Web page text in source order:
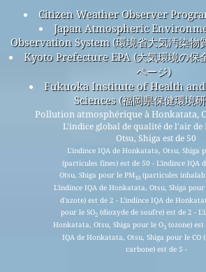
Citizen Weather Observer
Japan Atmospheric
Observation System (環境省大気汚染物
Kyoto Prefecture EPA (大気環境の保
ページ)
Fukuoka Institute of Health
Sciences (福岡県保健環境
Pollution atmosphérique à Honkatata,
L'indice global de qualité de l'air de
Otsu, Shiga est de 50
L'indince IQA de Honkatata, Otsu, Shiga
(particules fines) est de 50 - L'indince IQA
Otsu, Shiga pour le PM10 (particules
L'indince IQA de Honkatata, Otsu, Shiga pour
d'azote) est de 2 - L'indince IQA de
pour le SO2 (dioxyde de soufre) est de 2 -
Honkatata, Otsu, Shiga pour le O3 (ozone)
IQA de Honkatata, Otsu, Shiga pour le CO
carbone) est de 5 -